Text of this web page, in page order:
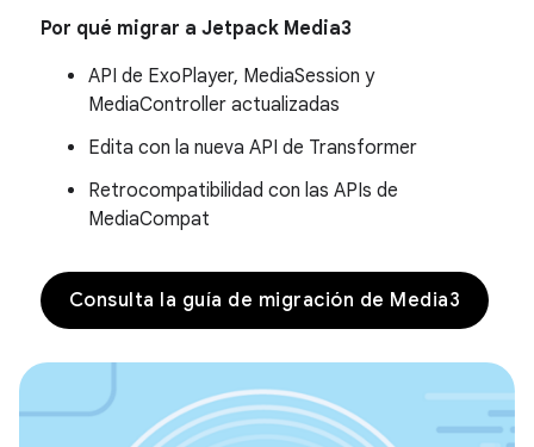
Por qué migrar a Jetpack Media3
API de ExoPlayer, MediaSession y
MediaController actualizadas
Edita con la nueva API de Transformer
Retrocompatibilidad con las APIs de
MediaCompat
Consulta la guía de migración de Media3